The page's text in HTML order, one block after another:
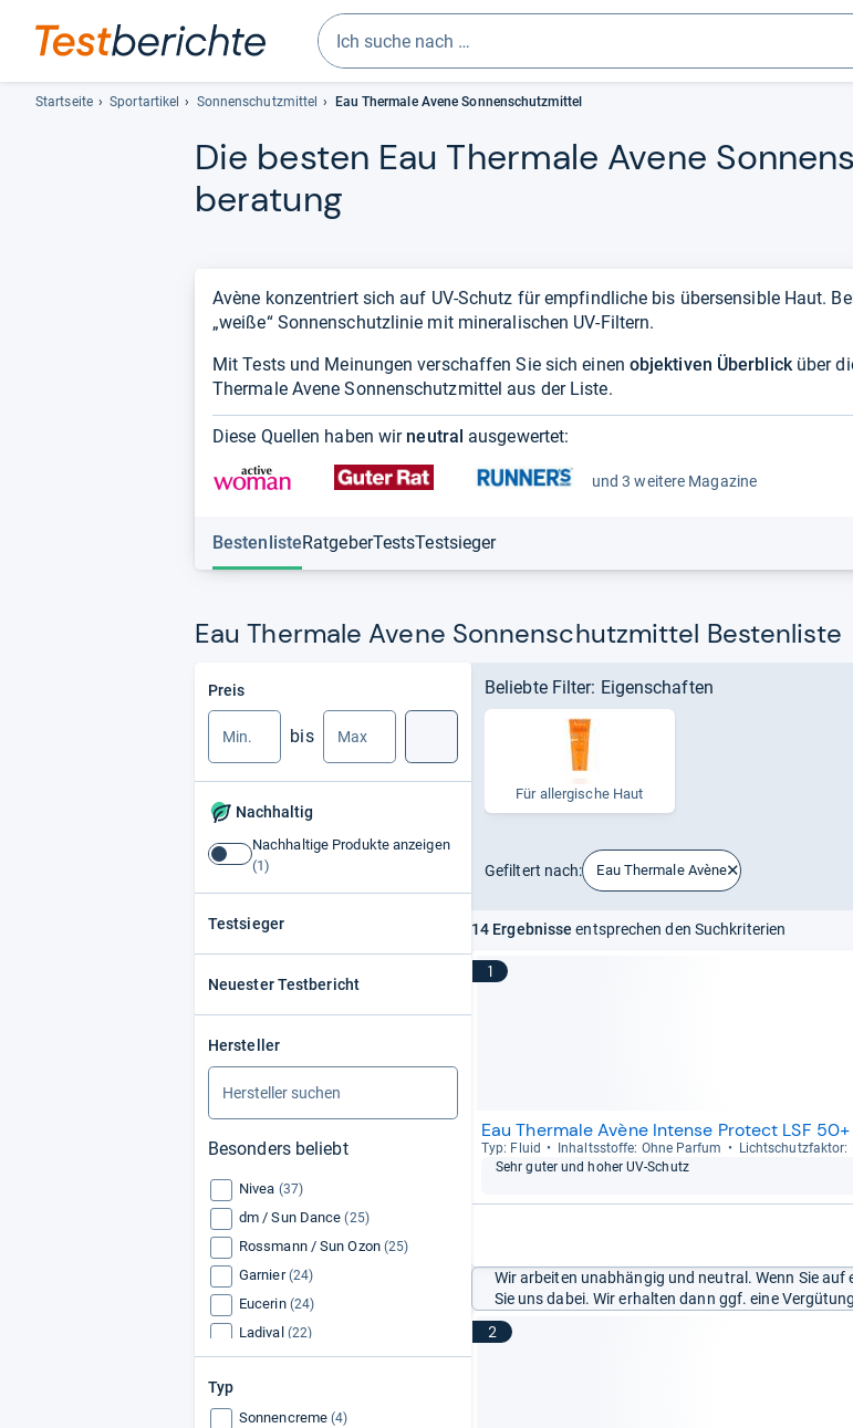
Geben
Sie
drei
Zeichen
ein.
Vorschläge
und
lassen
mit
den
Pfeiltasten
auswählen.
Startseite Sportartikel Sonnenschutzmittel Eau Thermale Avene Sonnenschutzmittel
Die bes­ten Eau Ther­male Avene
be­ra­tung
Avène konzentriert sich auf UV-Schutz für empfindliche bis übersensible Haut.
„weiße“ Sonnenschutzlinie mit mineralischen UV-Filtern.
Mit Tests und Meinungen verschaffen Sie sich einen objektiven Überblicküber
Thermale Avene Sonnenschutzmittel aus der Liste.
Diese Quellen haben wir neutral ausgewertet:
und 3 weitere Magazine
BestenlisteRatgeberTestsTestsieger
Eau Thermale Avene Sonnenschutzmittel Bestenliste
Preis
bis
Nachhaltig
Nachhaltige
Nachhaltige Produkte anzeigen
Testsieger
Neuester Testbericht
Hersteller
Besonders beliebt
Nivea (37)
dm / Sun Dance (25)
Rossmann / Sun Ozon (25)
Garnier (24)
Eucerin (24)
Ladival (22)
Piz Buin (21)
La Roche-Posay (21)
Typ
Sonnencreme (4)
Beliebte Filter: Eigenschaften
Für all­er­gi­sche Haut
Gefiltert nach: Eau Thermale Avène
14 Ergebnisse entsprechen den Suchkriterien
1
Eau Thermale Avène Intense Protect LSF 50+
Typ: Fluid Inhaltss­toffe: Ohne Par­fum
Licht­schutz­fak­tor:
Sehr guter und hoher UV-​Schutz
Wir arbeiten unabhängig und neutral. Wenn Sie
Sie uns dabei. Wir erhalten dann ggf. eine
2